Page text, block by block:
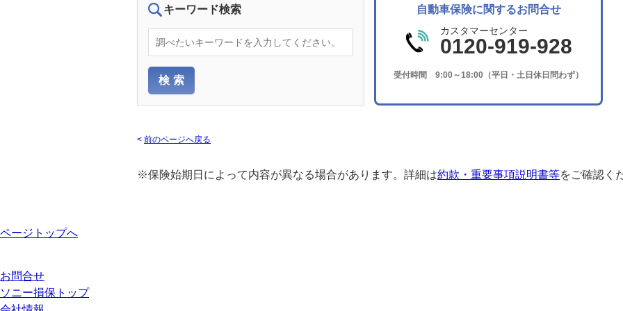
キーワード検索 自動車保険に関するお問合せ
カスタマーセンター
0120-919-928
受付時間 9:00～18:00（平日・土日休日問わず）
< 前のページへ戻る
※保険始期日によって内容が異なる場合があります。詳細は約款・重要事項説明書等をご確認く
ページトップへ
お問合せ
ソニー損保トップ